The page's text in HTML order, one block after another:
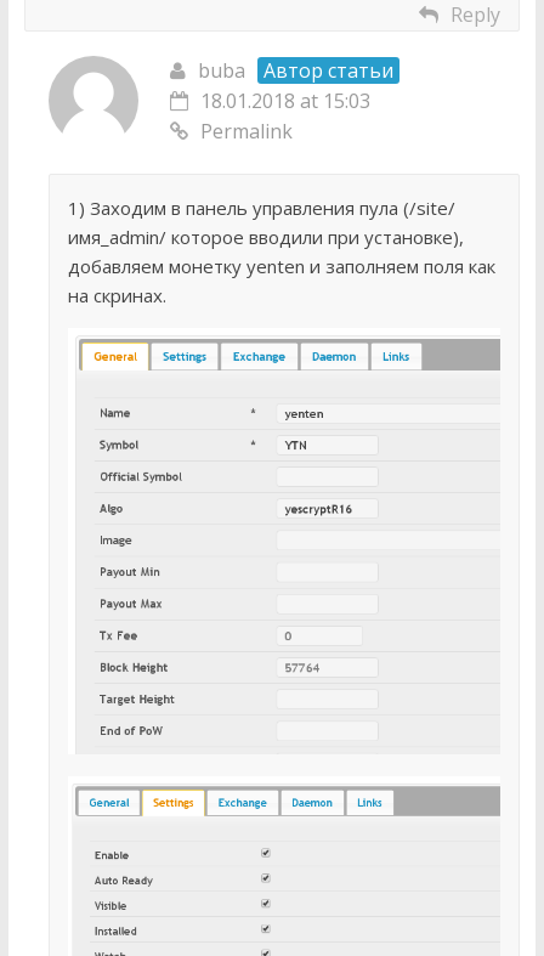
Reply
buba
Автор статьи
18.01.2018 at 15:03
Permalink
1) Заходим в панель управления пула (/site/
имя_admin/ которое вводили при установке),
добавляем монетку yenten и заполняем поля как
на скринах.